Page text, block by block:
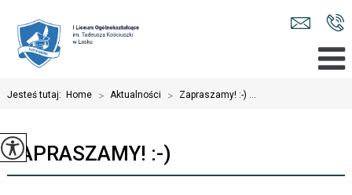
Jesteś tutaj: Home > Aktualności > Zapraszamy! :-) ...
ZAPRASZAMY! :-)